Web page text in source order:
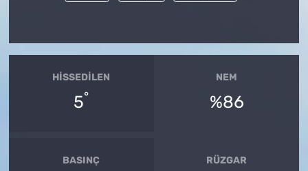
HISSEDILEN
5°
NEM
%86
BASINÇ RÜZGAR